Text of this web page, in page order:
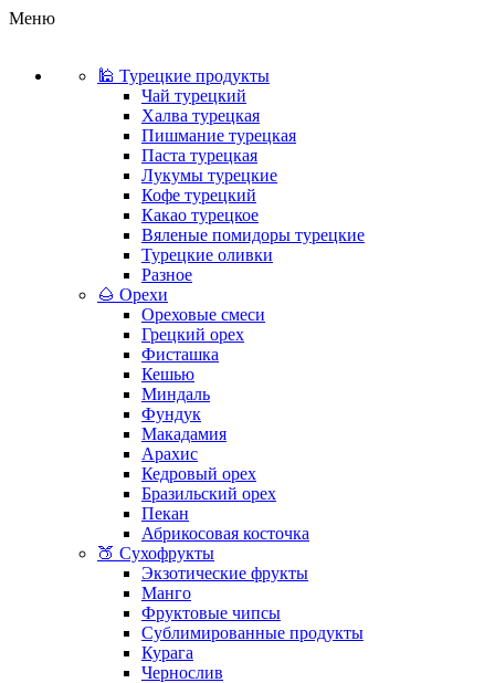
Меню
🕌 Турецкие продукты
Чай турецкий
Халва турецкая
Пишмание турецкая
Паста турецкая
Лукумы турецкие
Кофе турецкий
Какао турецкое
Вяленые помидоры турецкие
Турецкие оливки
Разное
🌰 Орехи
Ореховые смеси
Грецкий орех
Фисташка
Кешью
Миндаль
Фундук
Макадамия
Арахис
Кедровый орех
Бразильский орех
Пекан
Абрикосовая косточка
🍑 Сухофрукты
Экзотические фрукты
Манго
Фруктовые чипсы
Сублимированные продукты
Курага
Чернослив